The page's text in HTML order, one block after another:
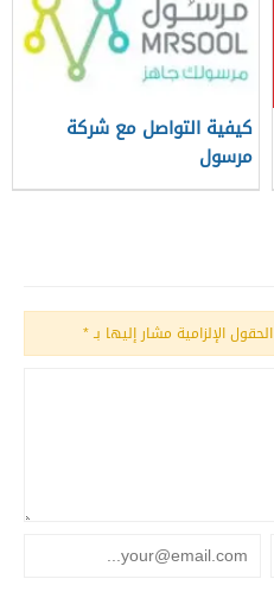
كيفية التواصل مع شركة
مرسول
الحقول الإلزامية مشار إليها بـ*